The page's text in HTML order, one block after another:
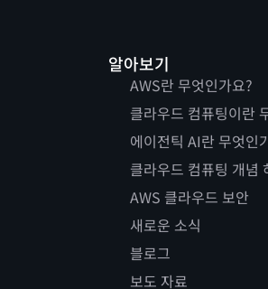
알아보기
AWS란 무엇인가요?
클라우드 컴퓨팅이란
에이전틱 AI란 무엇인
클라우드 컴퓨팅 개념
AWS 클라우드 보안
새로운 소식
블로그
보도 자료